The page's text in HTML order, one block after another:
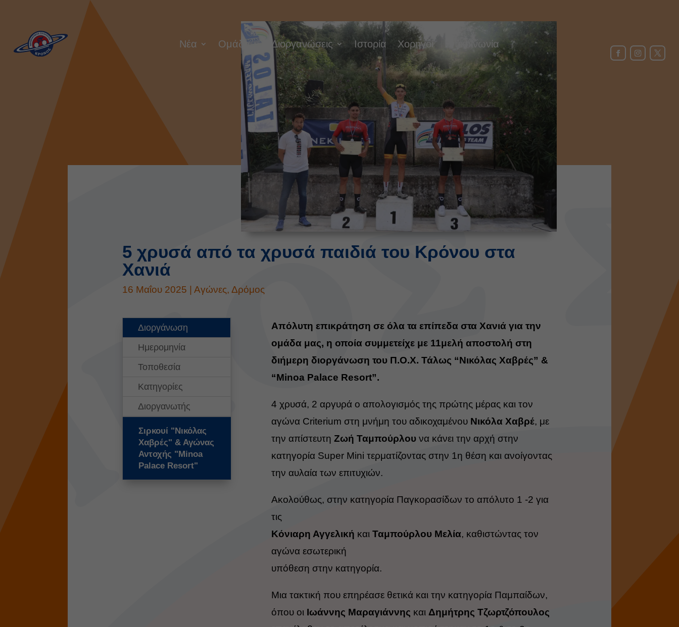
Νέα Ομάδα Διοργανώσεις Ιστορία Χορηγοί Επικοινωνία
5 χρυσά από τα χρυσά παιδιά του Κρόνου στα
Χανιά
16 Μαΐου 2025 Αγώνες, Δρόμος
Διοργάνωση
Ημερομηνία
Τοποθεσία
Κατηγορίες
Διοργανωτής
Σιρκουί "Νικόλας
Χαβρές" & Αγώνας
Αντοχής "Minoa
Palace Resort"
Απόλυτη επικράτηση σε όλα τα επίπεδα στα Χανιά για την
ομάδα μας, η οποία συμμετείχε με 11μελή αποστολή στη
διήμερη διοργάνωση του Π.Ο.Χ. Τάλως “Νικόλας Χαβρές” &
“Minoa Palace Resort”.
4 χρυσά, 2 αργυρά ο απολογισμός της πρώτης μέρας και τον
αγώνα Criterium στη μνήμη του αδικοχαμένου Νικόλα Χαβρέ, με
την απίστευτηΖωή Ταμπούρλου να κάνει την αρχή στην
κατηγορία Super Mini τερματίζοντας στην 1η θέση και ανοίγοντας
την αυλαία τωνεπιτυχιών.
Ακολούθως, στην κατηγορία Παγκορασίδων το απόλυτο 1 -2 για
τις
Κόνιαρη Αγγελική καιΤαμπούρλου Μελία, καθιστώντας τον
αγώνα εσωτερική
υπόθεση στην κατηγορία.
Μια τακτική που επηρέασε θετικά και την κατηγορία Παμπαίδων,
όπου οι Ιωάννης Μαραγιάννης και Δημήτρης Τζωρτζόπουλος